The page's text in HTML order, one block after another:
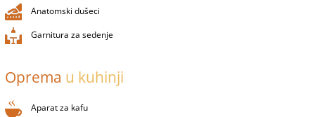
Anatomski dušeci
Garnitura za sedenje
Oprema u kuhinji
Aparat za kafu